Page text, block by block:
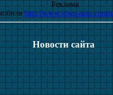
Реклама
http://www.vivat-auto.com/
Новости сайта